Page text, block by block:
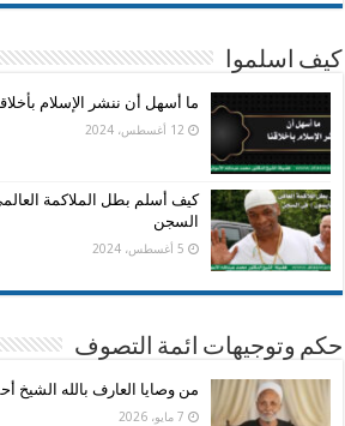
كيف اسلموا
ما أسهل أن ننشر الإسلام
12 أغسطس، 2024
كيف أسلم بطل الملاكمة
السجن
5 أغسطس، 2024
حكم وتوجيهات ائمة التصوف
من وصايا العارف بالله الشيخ
7 مايو، 2026